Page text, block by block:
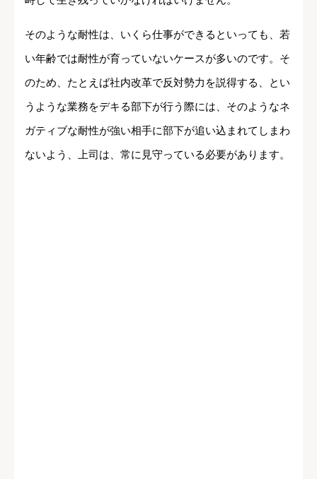
そのような耐性は、いくら仕事ができるといっても、若
い年齢では耐性が育っていないケースが多いのです。そ
のため、たとえば社内改革で反対勢力を説得する、とい
うような業務をデキる部下が行う際には、そのようなネ
ガティブな耐性が強い相手に部下が追い込まれてしまわ
ないよう、上司は、常に見守っている必要があります。